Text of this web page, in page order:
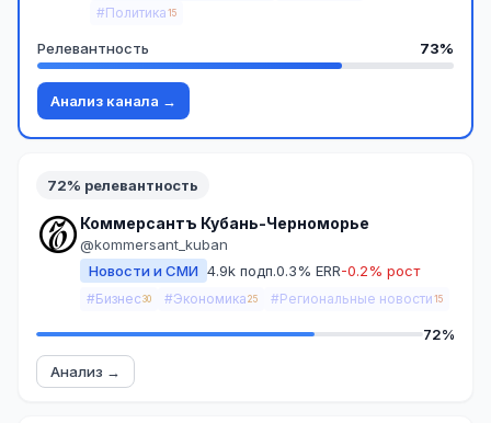
#Политика 15
Релевантность 73%
Анализ канала →
72% релевантность
Коммерсантъ Кубань-Черноморье
@kommersant_kuban
Новости и СМИ 4.9k подп.0.3% ERR-0.2% рост
#Бизнес 30 #Экономика 25 #Региональные новости 15
72%
Анализ →